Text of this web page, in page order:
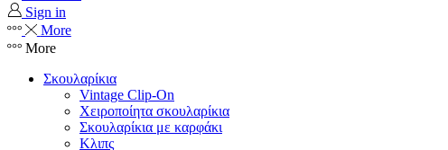
Sign in
More
More
Σκουλαρίκια
Vintage Clip-On
Χειροποίητα σκουλαρίκια
Σκουλαρίκια με καρφάκι
Κλιπς